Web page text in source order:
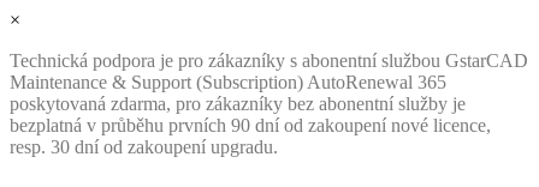
×
Technická podpora je pro zákazníky s abonentní službou GstarCAD
Maintenance & Support (Subscription) AutoRenewal 365
poskytovaná zdarma, pro zákazníky bez abonentní služby je
bezplatná v průběhu prvních 90 dní od zakoupení nové licence,
resp. 30 dní od zakoupení upgradu.